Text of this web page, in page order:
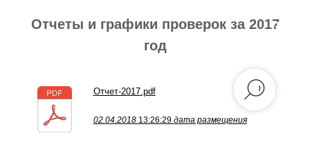
Отчет-2017.pdf
02.04.2018 13:26:29 дата размещения
Отчеты и графики проверок за 2017
год